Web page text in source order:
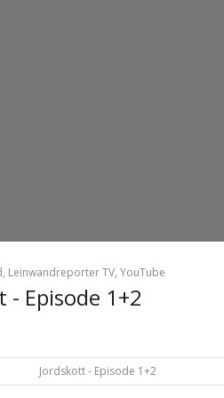
Leinwandreporter TV, YouTube
- Episode 1+2
Jordskott - Episode 1+2